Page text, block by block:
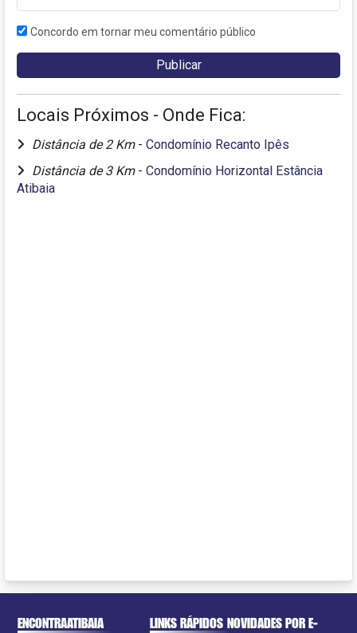
Concordo em tornar meu comentário público
Locais Próximos - Onde Fica:
Distância de 2 Km - Condomínio Recanto Ipês
Distância de 3 Km - Condomínio Horizontal Estância
Atibaia
ENCONTRAATIBAIA LINKS RÁPIDOS NOVIDADES POR E-